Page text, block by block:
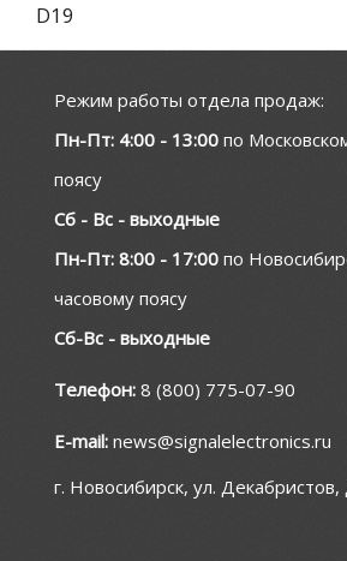
D19
Режим работы отдела продаж:
Пн-Пт: 4:00 - 13:00 по
поясу
Сб - Вс - выходные
Пн-Пт: 8:00 - 17:00 по
часовому поясу
Сб-Вс - выходные
Телефон: 8 (800) 775-07-90
E-mail: news@signalelectronics.ru
г. Новосибирск, ул. Декабристов,